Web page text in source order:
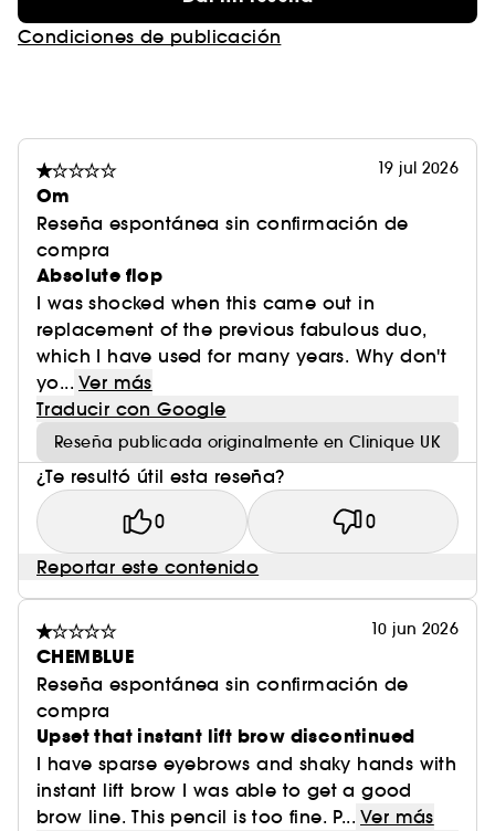
Condiciones de publicación
19 jul 2026
Om
Reseña espontánea sin confirmación de
compra
Absolute flop
I was shocked when this came out in
replacement of the previous fabulous duo,
which I have used for many years. Why don't
yo... Ver más
Traducir con Google
Reseña publicada originalmente en Clinique UK
¿Te resultó útil esta reseña?
0 0
Reportar este contenido
10 jun 2026
CHEMBLUE
Reseña espontánea sin confirmación de
compra
Upset that instant lift brow discontinued
I have sparse eyebrows and shaky hands with
instant lift brow I was able to get a good
brow line. This pencil is too fine. P... Ver más